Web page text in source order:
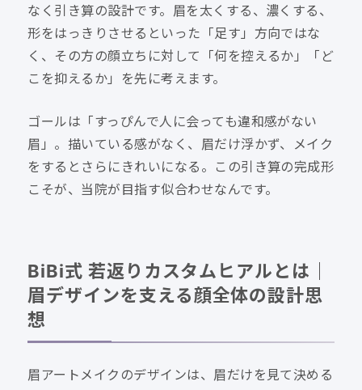
なく引き算の設計です。眉を太くする、濃くする、
形をはっきりさせるといった「足す」方向ではな
く、その方の顔立ちに対して「何を控えるか」「ど
こを抑えるか」を先に考えます。
ゴールは「すっぴんで人に会っても違和感がない
眉」。描いている感がなく、眉だけ浮かず、メイク
をするとさらにきれいになる。この引き算の完成形
こそが、当院が目指す似合わせなんです。
BiBi式 若返りカスタムヒアルとは｜
眉デザインを支える顔全体の設計思
想
眉アートメイクのデザインは、眉だけを見て決める